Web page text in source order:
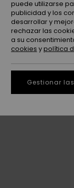
puede utilizarse
publicidad y los
desarrollar y
rechazar las
a su
cookies ypolítica
Gestionar